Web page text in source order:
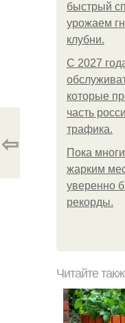
быстрый
урожаем
клубни.
С 2027
которые
часть
трафика.
Пока
жарким
уверенно
рекорды.
⇦
Читайте